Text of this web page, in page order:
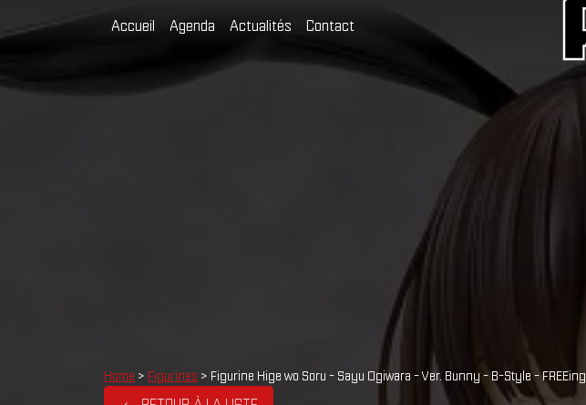
Accueil Agenda Actualités Contact
Home > Figurines > Figurine Hige wo Soru - Sayu Ogiwara - Ver. Bunny - B-Style - FREEing